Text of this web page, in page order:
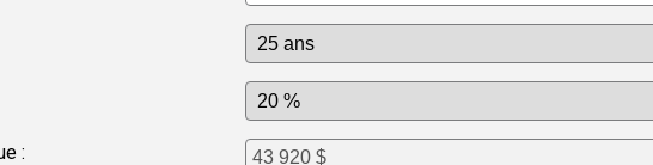
: